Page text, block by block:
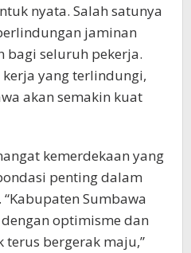
nyata. Salah satunya
jaminan
bagi seluruh pekerja.
kerja yang terlindungi,
akan semakin kuat
kemerdekaan yang
penting dalam
Sumbawa
optimisme dan
bergerak maju,”